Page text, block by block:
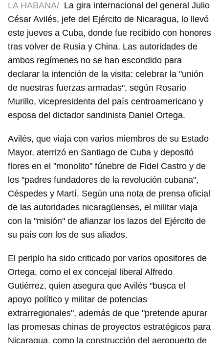
LA HABANA/ La gira internacional del general Julio
César Avilés, jefe del Ejército de Nicaragua, lo llevó
este jueves a Cuba, donde fue recibido con honores
tras volver de Rusia y China. Las autoridades de
ambos regímenes no se han escondido para
declarar la intención de la visita: celebrar la "unión
de nuestras fuerzas armadas", según Rosario
Murillo, vicepresidenta del país centroamericano y
esposa del dictador sandinista Daniel Ortega.
Avilés, que viaja con varios miembros de su Estado
Mayor, aterrizó en Santiago de Cuba y depositó
flores en el "monolito" fúnebre de Fidel Castro y de
los "padres fundadores de la revolución cubana",
Céspedes y Martí. Según una nota de prensa oficial
de las autoridades nicaragüenses, el militar viaja
con la "misión" de afianzar los lazos del Ejército de
su país con los de sus aliados.
El periplo ha sido criticado por varios opositores de
Ortega, como el ex concejal liberal Alfredo
Gutiérrez, quien asegura que Avilés "busca el
apoyo político y militar de potencias
extrarregionales", además de que "pretende apurar
las promesas chinas de proyectos estratégicos para
Nicaragua, como la construcción del aeropuerto de